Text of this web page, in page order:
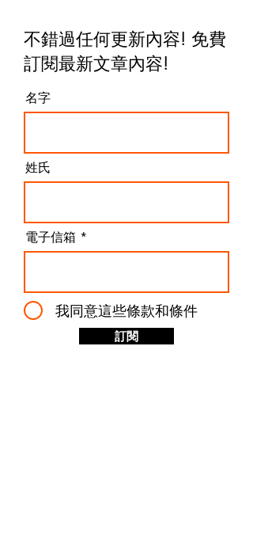
不錯過任何更新內容! 免費
訂閱最新文章內容!
名字
姓氏
電子信箱
我同意這些條款和條件
訂閱